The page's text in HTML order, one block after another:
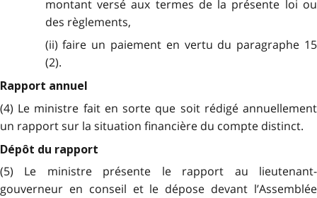
montant versé aux termes de la présente loi ou
des règlements,
(ii) faire un paiement en vertu du paragraphe 15
(2).
Rapport annuel
(4) Le ministre fait en sorte que soit rédigé annuellement
un rapport sur la situation financière du compte distinct.
Dépôt du rapport
(5) Le ministre présente le rapport au lieutenant-
gouverneur en conseil et le dépose devant l’Assemblée